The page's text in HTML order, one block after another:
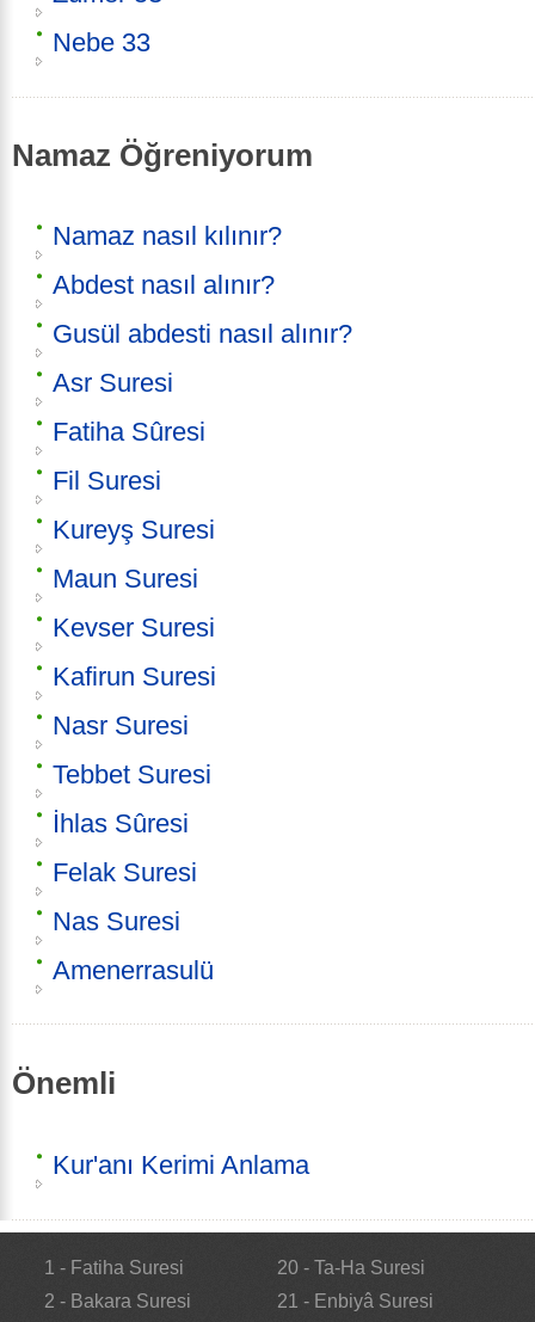
Nebe 33
Namaz Öğreniyorum
Namaz nasıl kılınır?
Abdest nasıl alınır?
Gusül abdesti nasıl alınır?
Asr Suresi
Fatiha Sûresi
Fil Suresi
Kureyş Suresi
Maun Suresi
Kevser Suresi
Kafirun Suresi
Nasr Suresi
Tebbet Suresi
İhlas Sûresi
Felak Suresi
Nas Suresi
Amenerrasulü
Önemli
Kur'anı Kerimi Anlama
1 - Fatiha Suresi
2 - Bakara Suresi
20 - Ta-Ha Suresi
21 - Enbiyâ Suresi